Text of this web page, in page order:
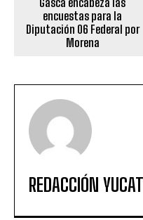
encuestas para la
Diputación 06 Federal por
Morena
REDACCIÓN